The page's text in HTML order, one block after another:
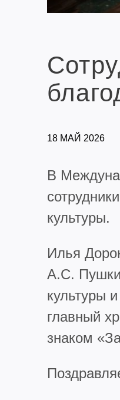
18 МАЙ 2026
В
культуры.
Илья
А.С.
культуры
главный
знаком